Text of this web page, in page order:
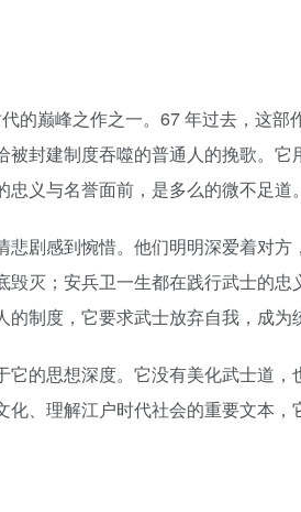
的巅峰之作之一。67 年过去，这
封建制度吞噬的普通人的挽歌。
义与名誉面前，是多么的微不足道。
剧感到惋惜。他们明明深爱着对
灭；安兵卫一生都在践行武士的
制度，它要求武士放弃自我，成为
的思想深度。它没有美化武士道
、理解江户时代社会的重要文本